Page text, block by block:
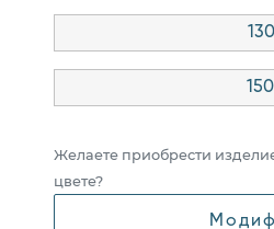
Желаете приобрести
цвете?